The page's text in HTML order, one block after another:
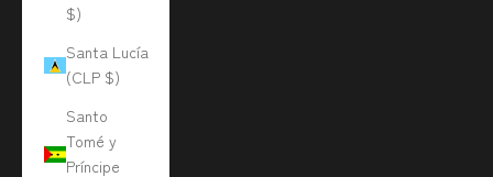
$)
Santa Lucía
(CLP $)
Santo
Tomé y
Príncipe